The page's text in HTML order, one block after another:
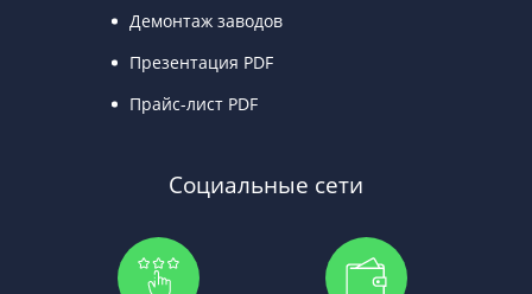
Демонтаж заводов
Презентация PDF
Прайс-лист PDF
Социальные сети